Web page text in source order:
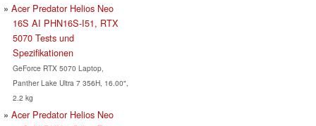
Acer Predator Helios Neo
16S AI PHN16S-I51, RTX
5070 Tests und
Spezifikationen
GeForce RTX 5070 Laptop,
Panther Lake Ultra 7 356H, 16.00",
2.2 kg
Acer Predator Helios Neo